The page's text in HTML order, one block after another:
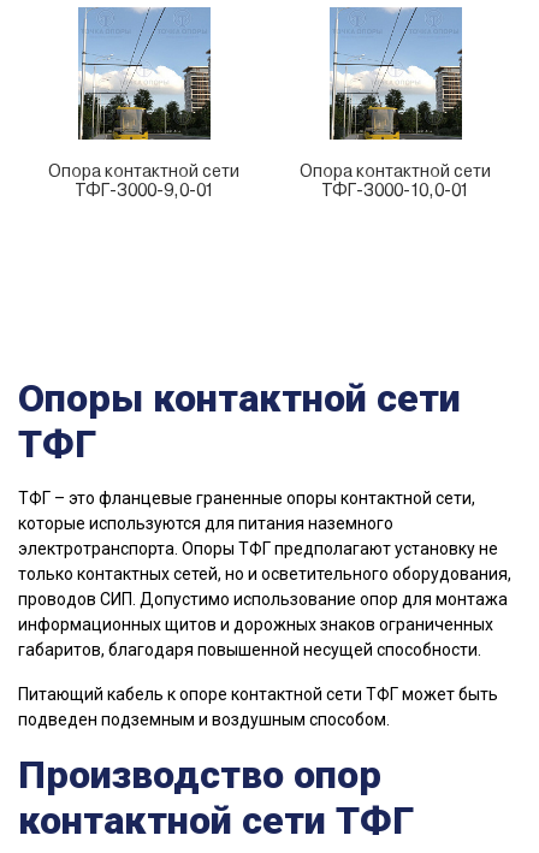
Опора контактной сети
ТФГ-З000-9,0-01
Опора контактной сети
ТФГ-З000-10,0-01
Опоры контактной сети
ТФГ
ТФГ – это фланцевые граненные опоры контактной сети,
которые используются для питания наземного
электротранспорта. Опоры ТФГ предполагают установку не
только контактных сетей, но и осветительного оборудования,
проводов СИП. Допустимо использование опор для монтажа
информационных щитов и дорожных знаков ограниченных
габаритов, благодаря повышенной несущей способности.
Питающий кабель к опоре контактной сети ТФГ может быть
подведен подземным и воздушным способом.
Производство опор
контактной сети ТФГ